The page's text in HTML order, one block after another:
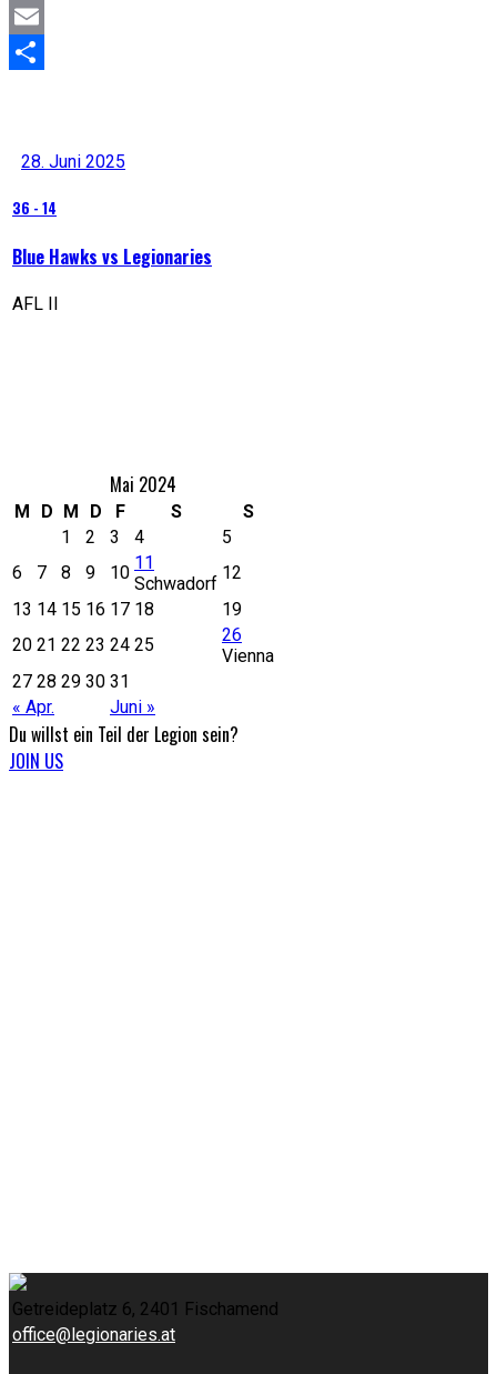
Mastodon
Email
28. Juni 2025
36 - 14
Blue Hawks vs Legionaries
AFL II
Mai 2024
M D M D F S S
« Apr. Juni »
1 2 3 4
5
6
7 8 9 10 11
Schwadorf
12
13 14 15 16 17 18
19
20 21 22 23 24 25
26
Vienna
27 28 29 30 31
Du willst ein Teil der Legion sein?
JOIN US
Getreideplatz 6, 2401 Fischamend
office@legionaries.at